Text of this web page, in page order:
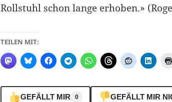
Rollstuhl schon lange erhoben.»
TEILEN MIT:
GEFÄLLT MIR 0 GEFÄLLT MIR